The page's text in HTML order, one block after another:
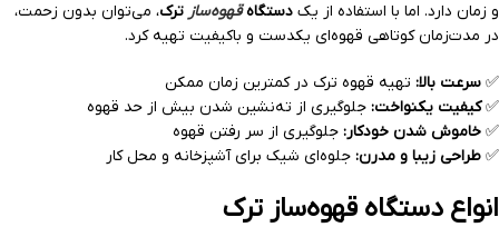
و زمان دارد. اما با استفاده از یک دستگاهقهوه‌سازترک، می‌توان بدون زحمت،
در مدت‌زمان کوتاهی قهوه‌ای یکدست و باکیفیت تهیه کرد.
✅ سرعت بالا: تهیه قهوه ترک در کمترین زمان ممکن
✅کیفیت یکنواخت: جلوگیری از ته‌نشین شدن بیش از حد قهوه
✅ خاموش شدن خودکار: جلوگیری از سر رفتن قهوه
✅ طراحی زیبا و مدرن: جلوه‌ای شیک برای آشپزخانه و محل کار
انواع دستگاه قهوه‌ساز ترک